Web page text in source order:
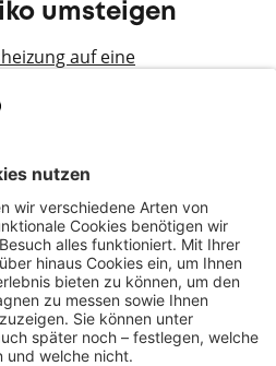
umsteigen
auf eine
bei thermondo erhalten
Ihrer Wärmepumpe
und Partner
Einsatz. Und dank unserer
care sind wir auch nach
Sie da.
Heizungsplanerund